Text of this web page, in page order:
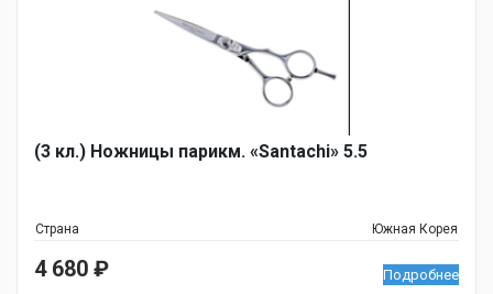
(3 кл.) Ножницы парикм. «Santachi» 5.5
Страна Южная Корея
4 680 ₽ Подробнее